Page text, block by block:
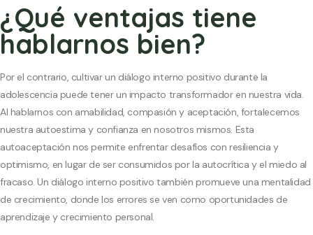
¿Qué ventajas tiene
hablarnos bien?
Por el contrario, cultivar un diálogo interno positivo durante la
adolescencia puede tener un impacto transformador en nuestra vida.
Al hablarnos con amabilidad, compasión y aceptación, fortalecemos
nuestra autoestima y confianza en nosotros mismos. Esta
autoaceptación nos permite enfrentar desafíos con resiliencia y
optimismo, en lugar de ser consumidos por la autocrítica y el miedo al
fracaso. Un diálogo interno positivo también promueve una mentalidad
de crecimiento, donde los errores se ven como oportunidades de
aprendizaje y crecimiento personal.